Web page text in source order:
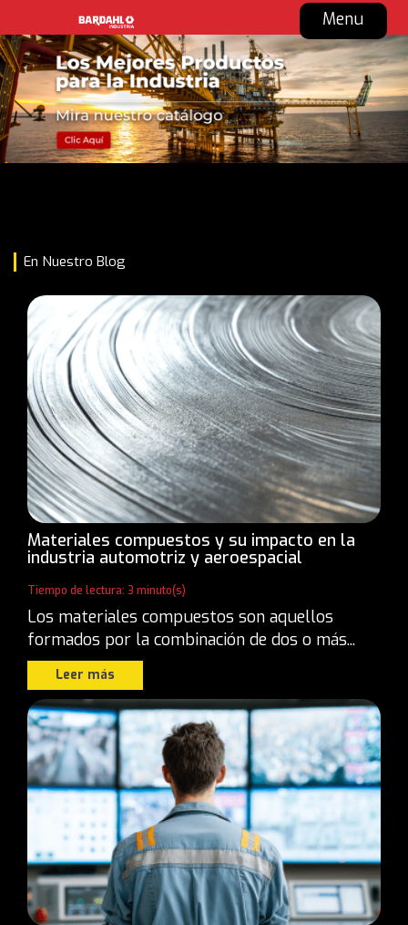
Menu
En Nuestro Blog
Materiales compuestos y su impacto en la
industria automotriz y aeroespacial
Tiempo de lectura: 3 minuto(s)
Los materiales compuestos son aquellos
formados por la combinación de dos o más...
Leer más